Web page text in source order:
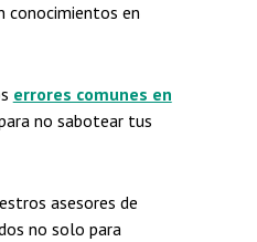
conocimientos en
errores comunes en
no sabotear tus
asesores de
no solo para